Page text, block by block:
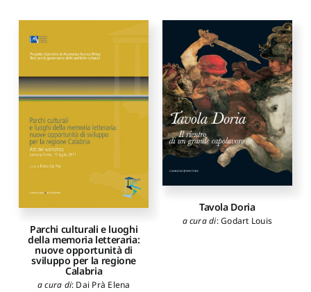
Parchi culturali e luoghi
della memoria letteraria:
nuove opportunità di
sviluppo per la regione
Calabria
a cura di: Dai Prà Elena
Tavola Doria
a cura di:Godart Louis